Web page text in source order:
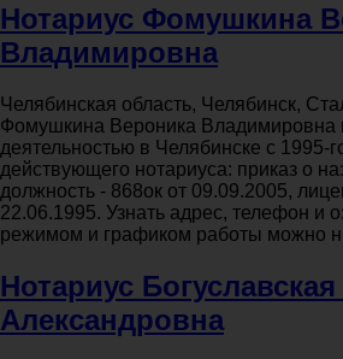
Нотариус Фомушкина
Владимировна
Челябинская область, Челябинск,
Фомушкина Вероника Владимировна
деятельностью в Челябинске с 1995-
действующего нотариуса: приказ о
должность - 868ок от 09.09.2005,
22.06.1995. Узнать адрес, телефон и
режимом и графиком работы можно
Нотариус
Александровна